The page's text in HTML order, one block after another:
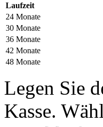
Laufzeit
24 Monate
30 Monate
36 Monate
42 Monate
48 Monate
Legen Sie
Kasse.